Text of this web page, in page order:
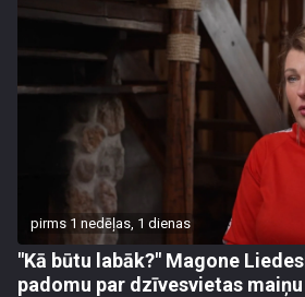
pirms 1 nedēļas, 1 dienas
"Kā būtu labāk?" Magone
padomu par dzīvesvietas maiņu